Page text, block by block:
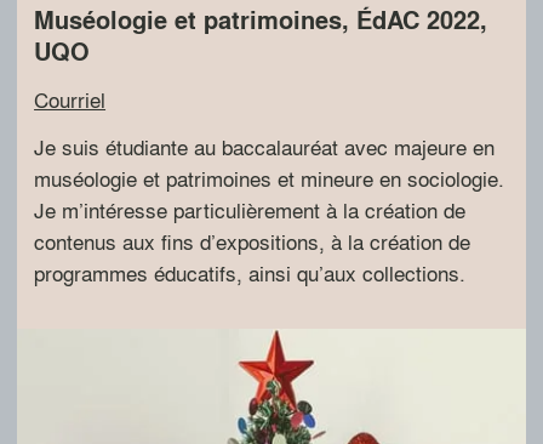
Muséologie et patrimoines, ÉdAC 2022,
UQO
Courriel
Je suis étudiante au baccalauréat avec majeure en
muséologie et patrimoines et mineure en sociologie.
Je m’intéresse particulièrement à la création de
contenus aux fins d’expositions, à la création de
programmes éducatifs, ainsi qu’aux collections.